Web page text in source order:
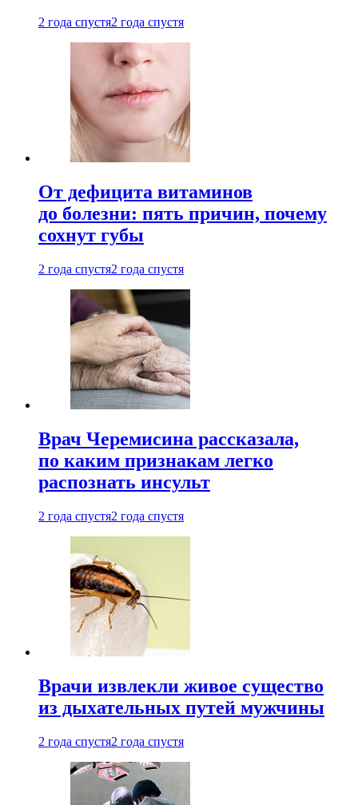
2 года спустя2 года спустя
От дефицита витаминов
до болезни: пять причин, почему
сохнут губы
2 года спустя2 года спустя
Врач Черемисина рассказала,
по каким признакам легко
распознать инсульт
2 года спустя2 года спустя
Врачи извлекли живое существо
из дыхательных путей мужчины
2 года спустя2 года спустя